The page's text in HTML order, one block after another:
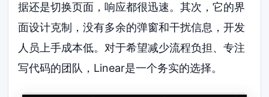
据还是切换页面，响应都很迅速。其次，它的界
面设计克制，没有多余的弹窗和干扰信息，开发
人员上手成本低。对于希望减少流程负担、专注
写代码的团队，Linear是一个务实的选择。